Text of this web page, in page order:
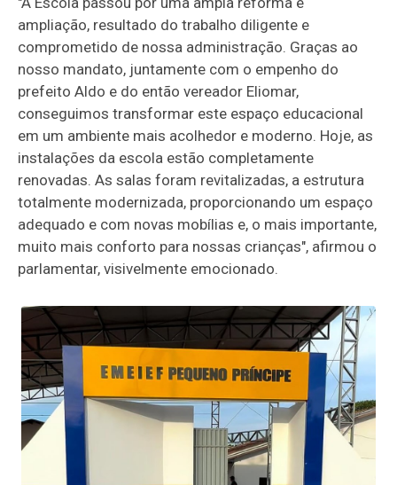
ampliação, resultado do trabalho diligente e
comprometido de nossa administração. Graças ao
nosso mandato, juntamente com o empenho do
prefeito Aldo e do então vereador Eliomar,
conseguimos transformar este espaço educacional
em um ambiente mais acolhedor e moderno. Hoje, as
instalações da escola estão completamente
renovadas. As salas foram revitalizadas, a estrutura
totalmente modernizada, proporcionando um espaço
adequado e com novas mobílias e, o mais importante,
muito mais conforto para nossas crianças", afirmou o
parlamentar, visivelmente emocionado.